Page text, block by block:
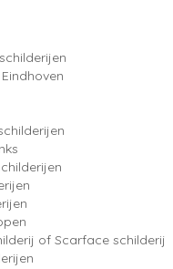
of Scarface schilderij